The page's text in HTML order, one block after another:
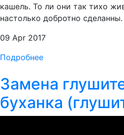
кашель. То ли они так тихо
настолько добротно сделанны.
09 Apr 2017
Подробнее
Замена
буханка